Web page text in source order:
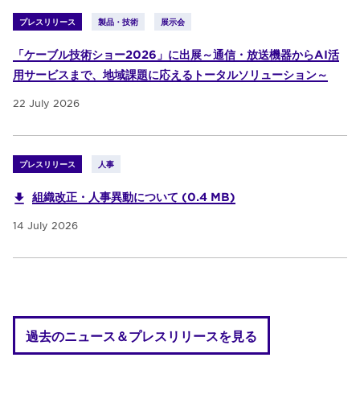
プレスリリース 製品・技術 展示会
「ケーブル技術ショー2026」に出展～通信・放送機器からAI活
用サービスまで、地域課題に応えるトータルソリューション～
22 July 2026
プレスリリース 人事
組織改正・人事異動について (0.4 MB)
14 July 2026
過去のニュース＆プレスリリースを見る